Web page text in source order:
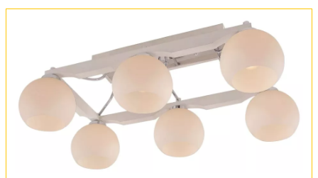
Все о товаре
Комплект лампочек
Вся коллекция
Оплата и доставка
Обмен и возврат